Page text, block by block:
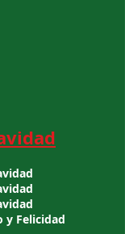
y Felicidad